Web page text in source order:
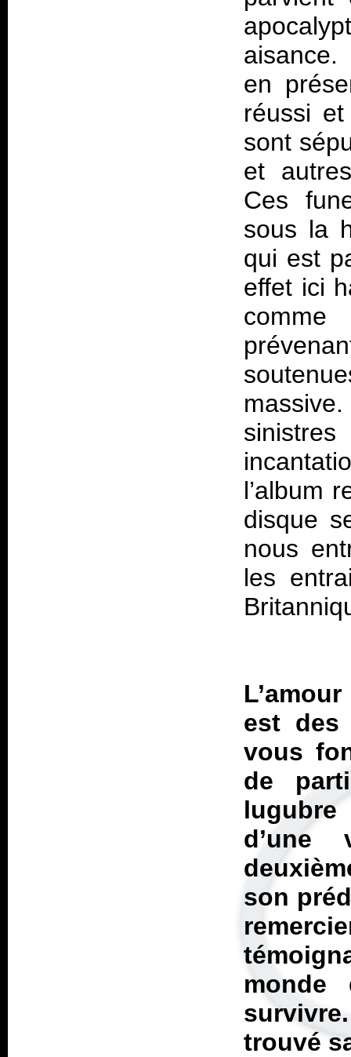
aisance.
en
réussi
sont
et
Ces
sous la
qui est
effet ici
l’album
disque
nous
les
est des
vous
de
lugubre
d’une
son
monde
trouvé